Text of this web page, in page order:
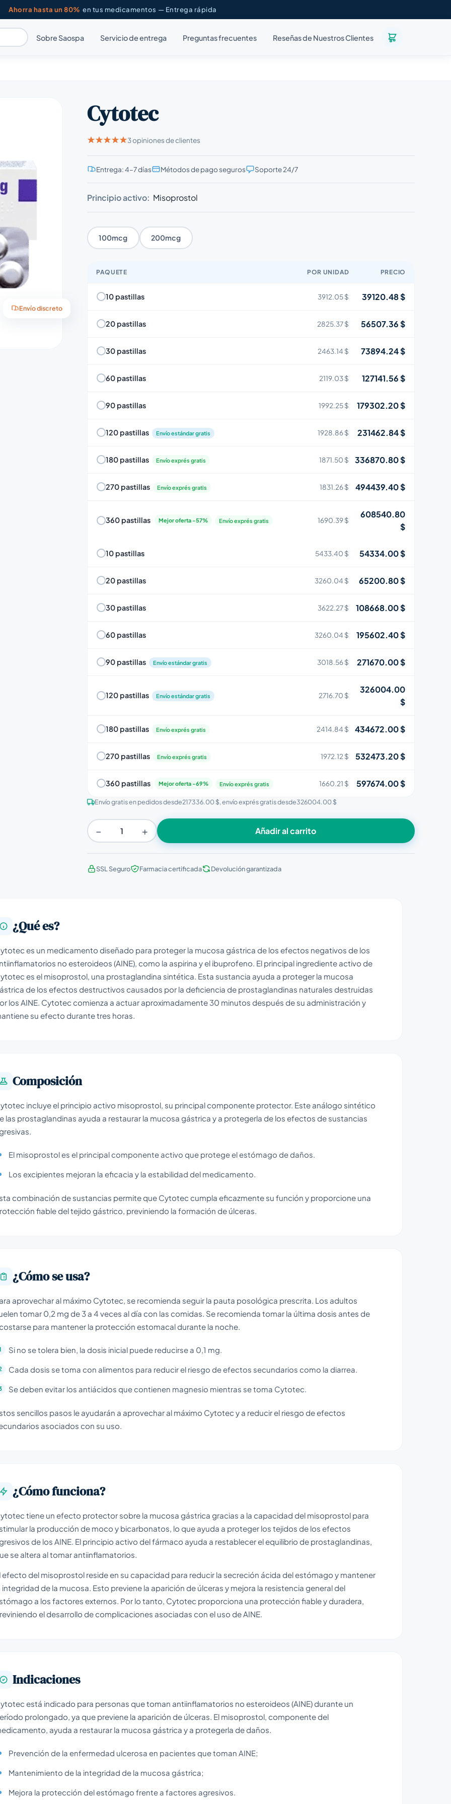
Ahorra hasta un 80% en tus medicamentos — Entrega rápida
Sobre Saospa Servicio de entrega Preguntas frecuentes Reseñas de Nuestros Clientes
Envío discreto
Cytotec
3 opiniones de clientes
Entrega: 4–7 días Métodos de pago seguros Soporte 24/7
Principio activo: Misoprostol
100mcg 200mcg
PAQUETE POR UNIDAD PRECIO
10 pastillas 3912.05 $ 39120.48 $
20 pastillas 2825.37 $ 56507.36 $
30 pastillas 2463.14 $ 73894.24 $
60 pastillas 2119.03 $ 127141.56 $
90 pastillas 1992.25 $ 179302.20 $
120 pastillas Envío estándar gratis 1928.86 $ 231462.84 $
180 pastillas Envío exprés gratis 1871.50 $ 336870.80 $
270 pastillas Envío exprés gratis 1831.26 $ 494439.40 $
360 pastillas Mejor oferta -57% Envío exprés gratis 1690.39 $
608540.80
$
10 pastillas 5433.40 $ 54334.00 $
20 pastillas 3260.04 $ 65200.80 $
30 pastillas 3622.27 $ 108668.00 $
60 pastillas 3260.04 $ 195602.40 $
90 pastillas Envío estándar gratis 3018.56 $ 271670.00 $
120 pastillas Envío estándar gratis 2716.70 $
326004.00
$
180 pastillas Envío exprés gratis 2414.84 $ 434672.00 $
270 pastillas Envío exprés gratis 1972.12 $ 532473.20 $
360 pastillas Mejor oferta -69% Envío exprés gratis 1660.21 $ 597674.00 $
Envío gratis en pedidos desde217336.00 $, envío exprés gratis desde326004.00 $
− + Añadir al carrito
SSL Seguro Farmacia certificada Devolución garantizada
¿Qué es?
es un medicamento diseñado para proteger la mucosa gástrica de los efectos negativos de los
no esteroideos (AINE), como la aspirina y el ibuprofeno. El principal ingrediente activo de
es el misoprostol, una prostaglandina sintética. Esta sustancia ayuda a proteger la mucosa
de los efectos destructivos causados por la deficiencia de prostaglandinas naturales destruidas
los AINE. Cytotec comienza a actuar aproximadamente 30 minutos después de su administración y
su efecto durante tres horas.
Composición
incluye el principio activo misoprostol, su principal componente protector. Este análogo sintético
las prostaglandinas ayuda a restaurar la mucosa gástrica y a protegerla de los efectos de sustancias
El misoprostol es el principal componente activo que protege el estómago de daños.
Los excipientes mejoran la eficacia y la estabilidad del medicamento.
combinación de sustancias permite que Cytotec cumpla eficazmente su función y proporcione una
fiable del tejido gástrico, previniendo la formación de úlceras.
¿Cómo se usa?
aprovechar al máximo Cytotec, se recomienda seguir la pauta posológica prescrita. Los adultos
tomar 0,2 mg de 3 a 4 veces al día con las comidas. Se recomienda tomar la última dosis antes de
para mantener la protección estomacal durante la noche.
Si no se tolera bien, la dosis inicial puede reducirse a 0,1 mg.
Cada dosis se toma con alimentos para reducir el riesgo de efectos secundarios como la diarrea.
Se deben evitar los antiácidos que contienen magnesio mientras se toma Cytotec.
sencillos pasos le ayudarán a aprovechar al máximo Cytotec y a reducir el riesgo de efectos
asociados con su uso.
¿Cómo funciona?
tiene un efecto protector sobre la mucosa gástrica gracias a la capacidad del misoprostol para
la producción de moco y bicarbonatos, lo que ayuda a proteger los tejidos de los efectos
de los AINE. El principio activo del fármaco ayuda a restablecer el equilibrio de prostaglandinas,
se altera al tomar antiinflamatorios.
efecto del misoprostol reside en su capacidad para reducir la secreción ácida del estómago y mantener
integridad de la mucosa. Esto previene la aparición de úlceras y mejora la resistencia general del
a los factores externos. Por lo tanto, Cytotec proporciona una protección fiable y duradera,
el desarrollo de complicaciones asociadas con el uso de AINE.
Indicaciones
está indicado para personas que toman antiinflamatorios no esteroideos (AINE) durante un
prolongado, ya que previene la aparición de úlceras. El misoprostol, componente del
ayuda a restaurar la mucosa gástrica y a protegerla de daños.
Prevención de la enfermedad ulcerosa en pacientes que toman AINE;
Mantenimiento de la integridad de la mucosa gástrica;
Mejora la protección del estómago frente a factores agresivos.